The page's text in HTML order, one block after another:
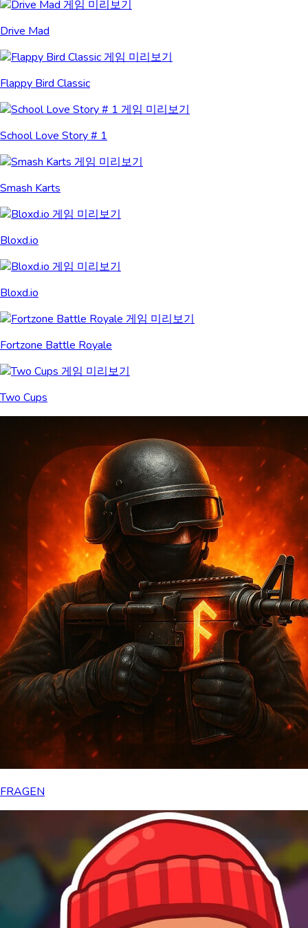
Drive Mad
Flappy Bird Classic
School Love Story # 1
Smash Karts
Bloxd.io
Bloxd.io
Fortzone Battle Royale
Two Cups
FRAGEN